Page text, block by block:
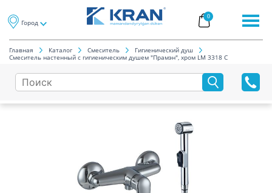
Город
0
Главная Каталог Смеситель
Гигиенический душ
Смеситель настенный с гигиеническим душем "Прамэн", хром LM 3318 C